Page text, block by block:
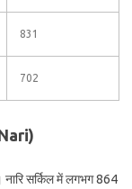
831
702
सर्किल में लगभग 864